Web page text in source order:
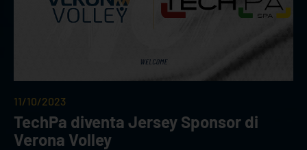
11/10/2023
TechPa diventa Jersey Sponsor di
Verona Volley